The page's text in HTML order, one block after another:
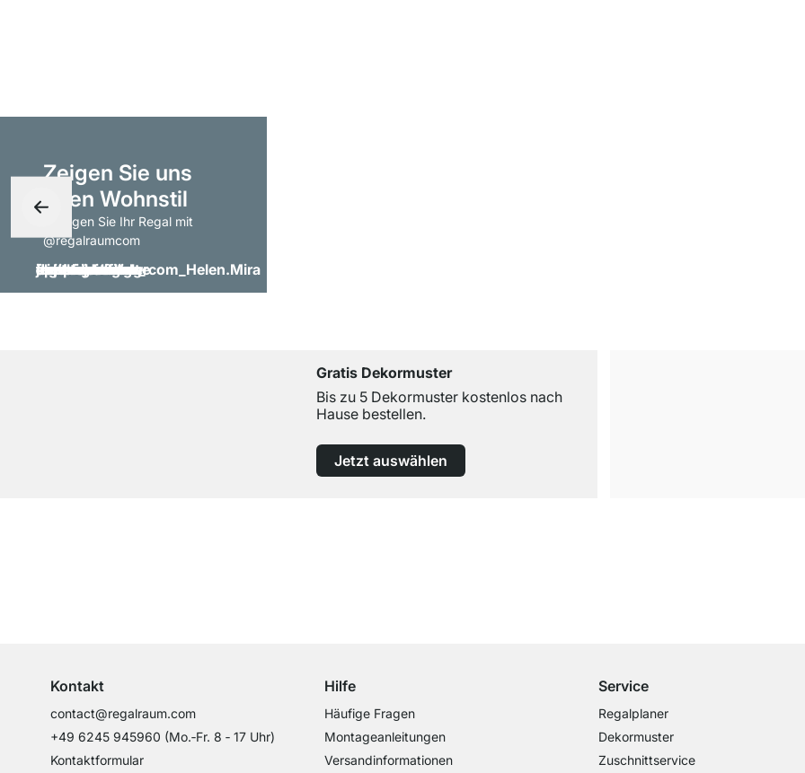
Zeigen Sie uns
Ihren Wohnstil
- taggen Sie Ihr Regal mit
@regalraumcom
Gratis Dekormuster
Bis zu 5 Dekormuster kostenlos nach
Hause bestellen.
Jetzt auswählen
Kontakt
contact@regalraum.com
+49 6245 945960 (Mo.‑Fr. 8 ‑ 17 Uhr)
Kontaktformular
Hilfe
Häufige Fragen
Montageanleitungen
Versandinformationen
Service
Regalplaner
Dekormuster
Zuschnittservice